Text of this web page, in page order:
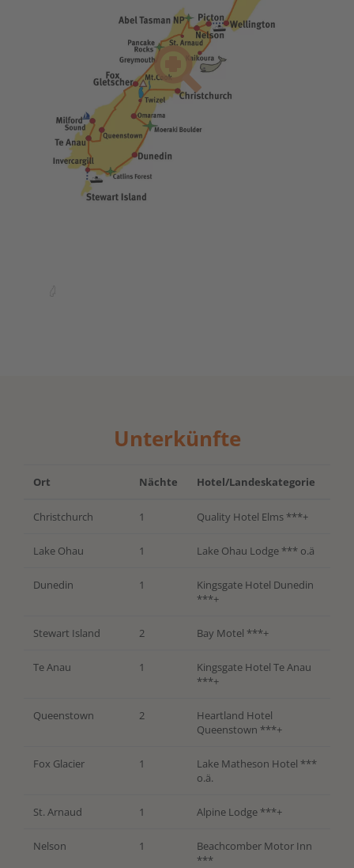
Unterkünfte
Ort Nächte Hotel/Landeskategorie
Christchurch 1 Quality Hotel Elms ***+
Lake Ohau 1 Lake Ohau Lodge *** o.ä
Dunedin 1
Kingsgate Hotel Dunedin
***+
Stewart Island 2 Bay Motel ***+
Te Anau 1
Kingsgate Hotel Te Anau
***+
Queenstown 2
Heartland Hotel
Queenstown ***+
Fox Glacier 1
Lake Matheson Hotel ***
o.ä.
St. Arnaud 1 Alpine Lodge ***+
Nelson 1
Beachcomber Motor Inn
***